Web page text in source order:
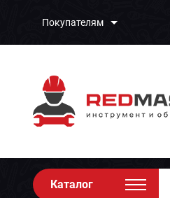
Покупателям
Каталог